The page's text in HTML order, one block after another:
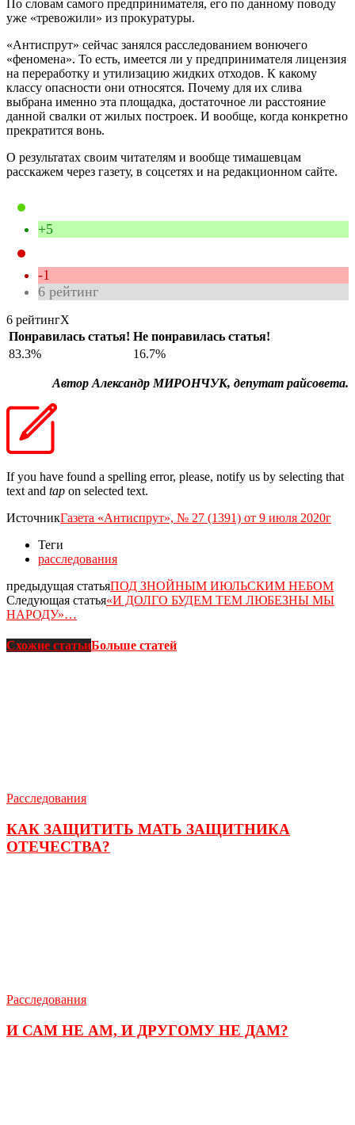
По словам самого предпринимателя, его по данному поводу
уже «тревожили» из прокуратуры.
«Антиспрут» сейчас занялся расследованием вонючего
«феномена». То есть, имеется ли у предпринимателя лицензия
на переработку и утилизацию жидких отходов. К какому
классу опасности они относятся. Почему для их слива
выбрана именно эта площадка, достаточное ли расстояние
данной свалки от жилых построек. И вообще, когда конкретно
прекратится вонь.
О результатах своим читателям и вообще тимашевцам
расскажем через газету, в соцсетях и на редакционном сайте.
+5
-1
6 рейтинг
6 рейтингX
Понравилась статья! Не понравилась статья!
83.3%
16.7%
Автор Александр МИРОНЧУК, депутат райсовета.
If you have found a spelling error, please, notify us by selecting that
text and tap on selected text.
ИсточникГазета «Антиспрут», № 27 (1391) от 9 июля 2020г
Теги
расследования
предыдущая статьяПОД ЗНОЙНЫМ ИЮЛЬСКИМ НЕБОМ
Следующая статья«И ДОЛГО БУДЕМ ТЕМ ЛЮБЕЗНЫ МЫ
НАРОДУ»…
Схожие статьиБольше статей
Расследования
КАК ЗАЩИТИТЬ МАТЬ ЗАЩИТНИКА
ОТЕЧЕСТВА?
Расследования
И САМ НЕ АМ, И ДРУГОМУ НЕ ДАМ?